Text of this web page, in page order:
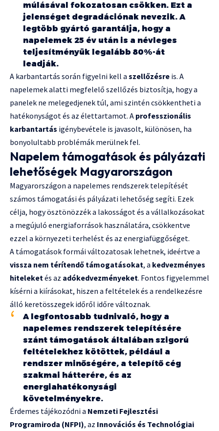
múlásával fokozatosan csökken. Ezt a
jelenséget degradációnak nevezik. A
legtöbb gyártó garantálja, hogy a
napelemek 25 év után is a névleges
teljesítményük legalább 80%-át
leadják.
A karbantartás során figyelni kell a szellőzésre is. A
napelemek alatti megfelelő szellőzés biztosítja, hogy a
panelek ne melegedjenek túl, ami szintén csökkentheti a
hatékonyságot és az élettartamot. A professzionális
karbantartás igénybevétele is javasolt, különösen, ha
bonyolultabb problémák merülnek fel.
Napelem támogatások és pályázati
lehetőségek Magyarországon
Magyarországon a napelemes rendszerek telepítését
számos támogatási és pályázati lehetőség segíti. Ezek
célja, hogy ösztönözzék a lakosságot és a vállalkozásokat
a megújuló energiaforrások használatára, csökkentve
ezzel a környezeti terhelést és az energiafüggőséget.
A támogatások formái változatosak lehetnek, ideértve a
vissza nem térítendő támogatásokat, a kedvezményes
hiteleketés az adókedvezményeket. Fontos figyelemmel
kísérni a kiírásokat, hiszen a feltételek és a rendelkezésre
álló keretösszegek időről időre változnak.
A legfontosabb tudnivaló, hogy a
napelemes rendszerek telepítésére
szánt támogatások általában szigorú
feltételekhez kötöttek, például a
rendszer minőségére, a telepítő cég
szakmai hátterére, és az
energiahatékonysági
követelményekre.
Érdemes tájékozódni a Nemzeti Fejlesztési
Programiroda (NFPI), az Innovációs és Technológiai